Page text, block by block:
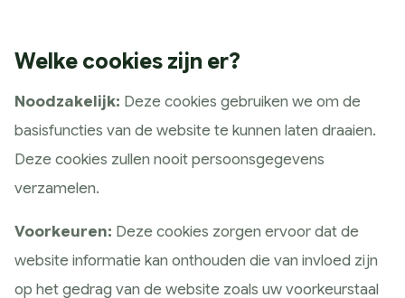
Wat wij doen
Strategie
Marketing Scan
Koers bepalen
Welke cookies zijn er?
Noodzakelijk: Deze cookies gebruiken we om de
basisfuncties van de website te kunnen laten draaien.
Deze cookies zullen nooit persoonsgegevens
verzamelen.
Voorkeuren: Deze cookies zorgen ervoor dat de
website informatie kan onthouden die van invloed zijn
op het gedrag van de website zoals uw voorkeurstaal